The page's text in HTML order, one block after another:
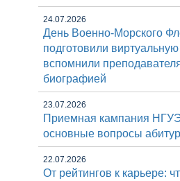
24.07.2026
День Военно-Морского
подготовили
вспомнили
биографией
23.07.2026
Приемная кампания
основные вопросы
22.07.2026
От рейтингов к карьере: